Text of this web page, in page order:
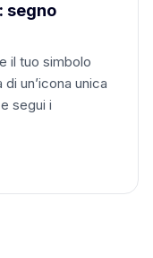
segno
il tuo simbolo
un’icona unica
segui i